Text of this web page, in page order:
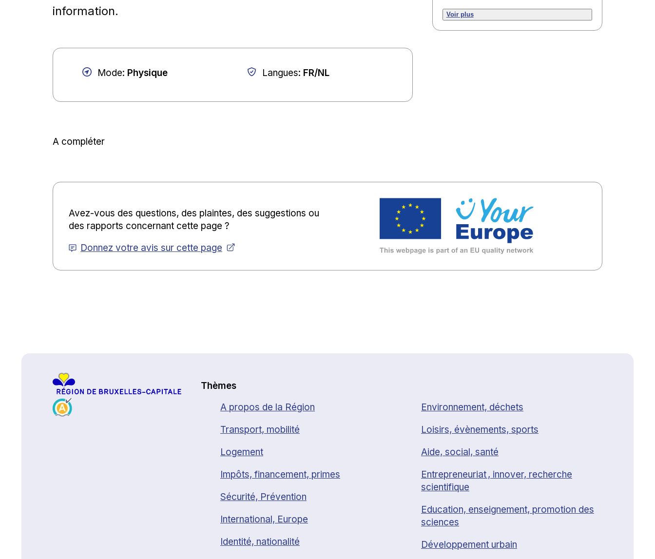
information.
Mode: Physique Langues: FR/NL
A compléter
Voir plus
Avez-vous des questions, des plaintes, des suggestions ou
des rapports concernant cette page ?
Donnez votre avis sur cette page
Thèmes
A propos de la Région
Transport, mobilité
Logement
Impôts, financement, primes
Sécurité, Prévention
International, Europe
Identité, nationalité
Environnement, déchets
Loisirs, évènements, sports
Aide, social, santé
Entrepreneuriat , innover, recherche
scientifique
Education, enseignement, promotion des
sciences
Développement urbain